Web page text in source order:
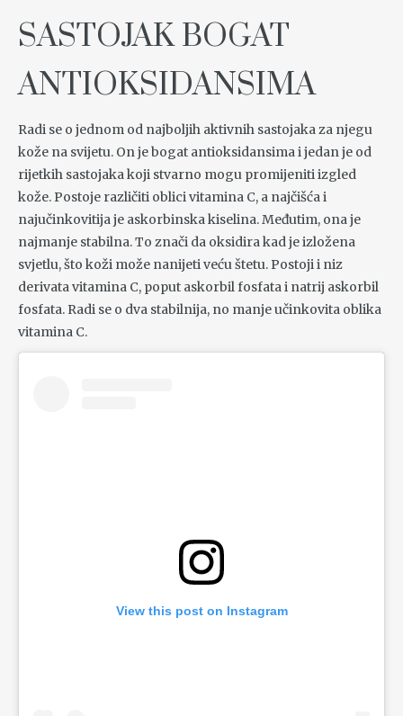
SASTOJAK BOGAT
ANTIOKSIDANSIMA
Radi se o jednom od najboljih aktivnih sastojaka za njegu
kože na svijetu. On je bogat antioksidansima i jedan je od
rijetkih sastojaka koji stvarno mogu promijeniti izgled
kože. Postoje različiti oblici vitamina C, a najčišća i
najučinkovitija je askorbinska kiselina. Međutim, ona je
najmanje stabilna. To znači da oksidira kad je izložena
svjetlu, što koži može nanijeti veću štetu. Postoji i niz
derivata vitamina C, poput askorbil fosfata i natrij askorbil
fosfata. Radi se o dva stabilnija, no manje učinkovita oblika
vitamina C.
View this post on Instagram